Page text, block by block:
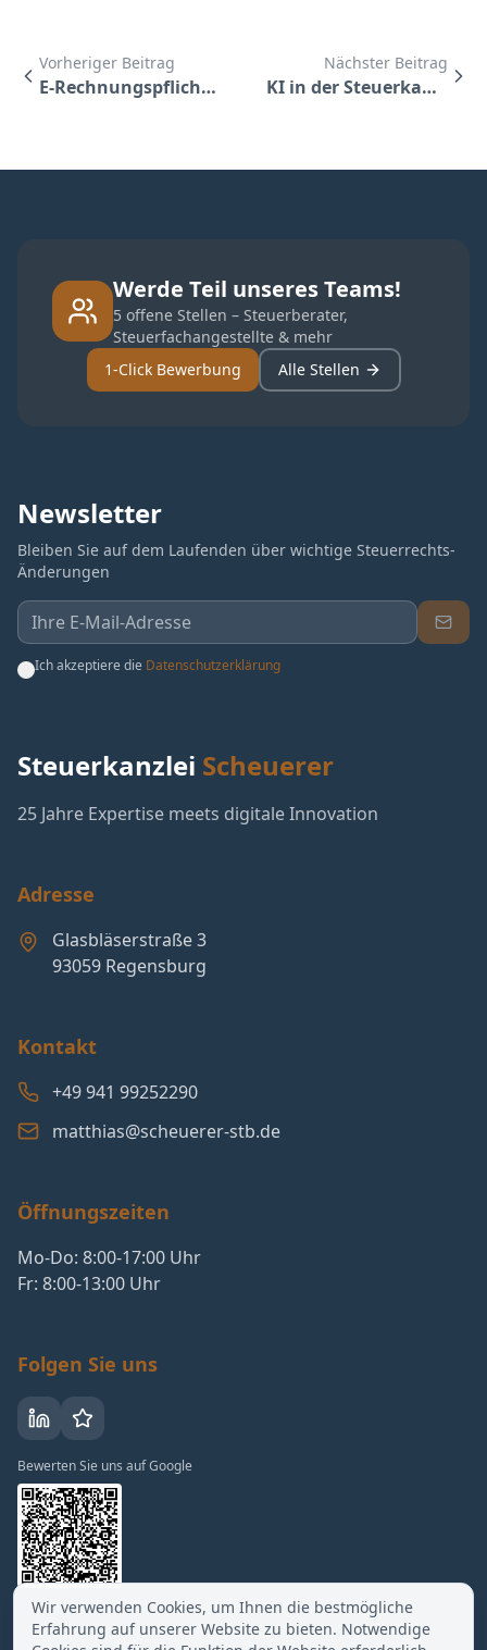
Wir verwenden Cookies, um Ihnen die bestmögliche
Erfahrung auf unserer Website zu bieten. Notwendige
Vorheriger Beitrag
E-Rechnungspflicht 2026: Was Unternehmen jetzt umsetzen müssen
Nächster Beitrag
KI in der Steuerkanzlei: Wie Mandanten 2026 davon profitieren
Werde Teil unseres Teams!
5 offene Stellen – Steuerberater,
Steuerfachangestellte & mehr
1-Click Bewerbung
Alle Stellen
Newsletter
Bleiben Sie auf dem Laufenden über wichtige Steuerrechts-
Änderungen
Ich akzeptiere die Datenschutzerklärung
Steuerkanzlei Scheuerer
25 Jahre Expertise meets digitale Innovation
Adresse
Glasbläserstraße 3
93059 Regensburg
Kontakt
+49 941 99252290
matthias@scheuerer-stb.de
Öffnungszeiten
Mo-Do: 8:00-17:00 Uhr
Fr: 8:00-13:00 Uhr
Folgen Sie uns
Bewerten Sie uns auf Google